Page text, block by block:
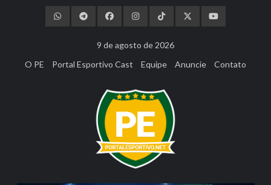
9 de agosto de 2026
O PE
Portal Esportivo Cast Equipe Anuncie Contato